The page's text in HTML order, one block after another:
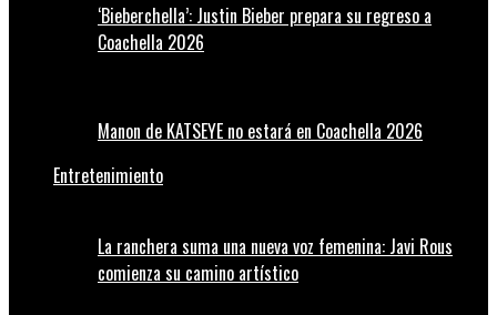
‘Bieberchella’: Justin Bieber prepara su regreso a
Coachella 2026
Manon de KATSEYE no estará en Coachella 2026
Entretenimiento
La ranchera suma una nueva voz femenina: Javi Rous
comienza su camino artístico